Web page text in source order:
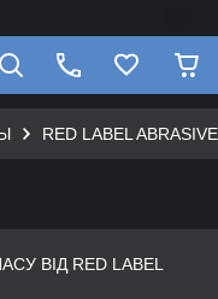
RED LABEL
ВІД RED LABEL